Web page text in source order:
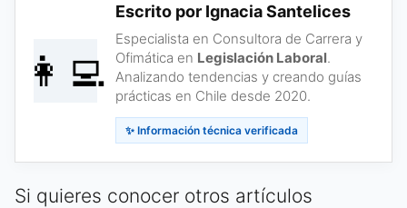
👩‍💻
Escrito por Ignacia Santelices
Especialista en Consultora de Carrera y
Ofimática en Legislación Laboral.
Analizando tendencias y creando guías
prácticas en Chile desde 2020.
✨ Información técnica verificada
Si quieres conocer otros artículos